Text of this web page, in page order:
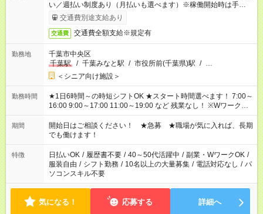
い／週払い制度あり（月払いも選べます）※稼働開始時は手続き
完了次第のお支払いとなります。
交通費別途支給あり
交通費 交通費全額支給※規定有
勤務地
千葉市中央区
千葉駅
/ 千葉みなと駅 / 市役所前(千葉県)駅 / …
＜シニア向け施設＞
勤務時間
★1日6時間～の時短シフトOK ★スタート時間選べます！ 7:00～
16:00 9:00～17:00 11:00～19:00 など 残業なし！ ※Wワークの
場合、他のお仕事と合わせ週40時間超の就業はご案内できませ
ん ※法令に基づき、週20時間以上勤務は社会保険への加入対象
となります ※労働者派遣法（日雇い派遣の原則禁止）により、
短時間・短期間の就業はご案内が難しい場合があります
期間
開始日はご相談ください！ ★急募 ★職場が気に入れば、長期
でも働けます！
特徴 日払いOK / 履歴書不要 / 40～50代活躍中 / 副業・WワークOK /
服装自由 / シフト勤務 / 10名以上の大量募集 / 電話対応なし / パ
ソコンスキル不要
気になる！ 応募する 詳細へ